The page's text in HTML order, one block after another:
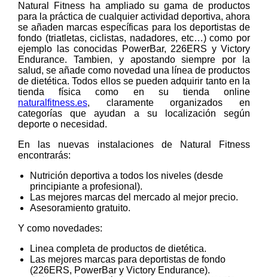
Natural Fitness ha ampliado su gama de productos
para la práctica de cualquier actividad deportiva, ahora
se añaden marcas específicas para los deportistas de
fondo (triatletas, ciclistas, nadadores, etc…) como por
ejemplo las conocidas PowerBar, 226ERS y Victory
Endurance. Tambien, y apostando siempre por la
salud, se añade como novedad una línea de productos
de dietética. Todos ellos se pueden adquirir tanto en la
tienda física como en su tienda online
naturalfitness.es, claramente organizados en
categorías que ayudan a su localización según
deporte o necesidad.
En las nuevas instalaciones de Natural Fitness
encontrarás:
Nutrición deportiva a todos los niveles (desde
principiante a profesional).
Las mejores marcas del mercado al mejor precio.
Asesoramiento gratuito.
Y como novedades:
Linea completa de productos de dietética.
Las mejores marcas para deportistas de fondo
(226ERS, PowerBar y Victory Endurance).